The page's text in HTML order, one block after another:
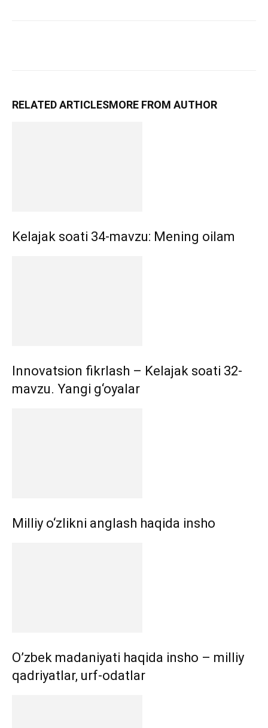
RELATED ARTICLESMORE FROM AUTHOR
Kelajak soati 34-mavzu: Mening oilam
Innovatsion fikrlash – Kelajak soati 32-
mavzu. Yangi g‘oyalar
Milliy o‘zlikni anglash haqida insho
O’zbek madaniyati haqida insho – milliy
qadriyatlar, urf-odatlar